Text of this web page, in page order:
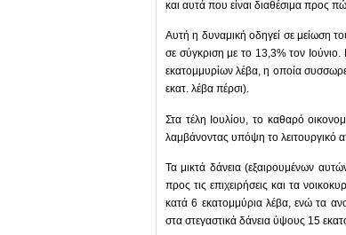
και αυτά που είναι διαθέσιμα προς
Αυτή η δυναμική οδηγεί σε μείωση
σε σύγκριση με το 13,3% τον
εκατομμυρίων λέβα, η οποία
εκατ. λέβα πέρσι).
Στα τέλη Ιουλίου, το καθαρό
λαμβάνοντας υπόψη το λειτουργικό
Τα μικτά δάνεια (εξαιρουμένων
προς τις επιχειρήσεις και τα
κατά 6 εκατομμύρια λέβα, ενώ τα
στα στεγαστικά δάνεια ύψους 15